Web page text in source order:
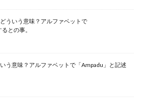
ういう意味？アルファベットで
との事。
う意味？アルファベットで「Ampadu」と記述